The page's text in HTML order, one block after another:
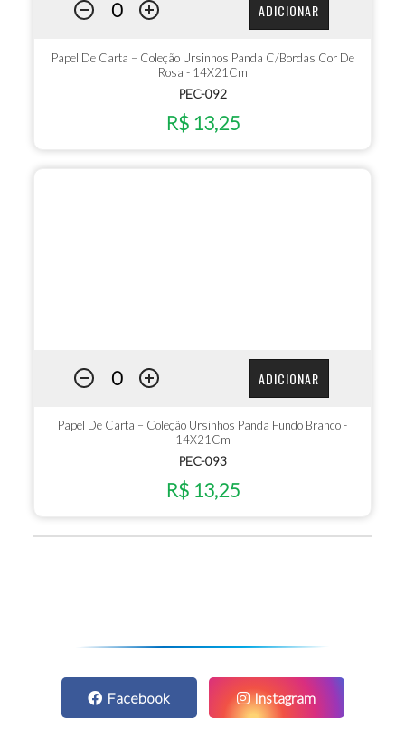
ADICIONAR
Papel De Carta – Coleção Ursinhos Panda C/Bordas Cor De
Rosa - 14X21Cm
PEC-092
R$ 13,25
ADICIONAR
Papel De Carta – Coleção Ursinhos Panda Fundo Branco -
14X21Cm
PEC-093
R$ 13,25
Facebook Instagram